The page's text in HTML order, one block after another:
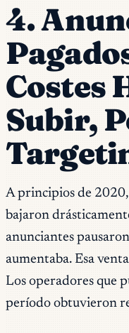
4.
Costes
Subir,
A principios de 2020,
bajaron
anunciantes
aumentaba. Esa
Los operadores que
período obtuvieron